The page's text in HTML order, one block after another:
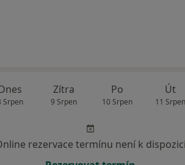
Srpen
Zítra
9 Srpen
Po
10 Srpen
Út
11 Srpen
rezervace termínu není k dispozici